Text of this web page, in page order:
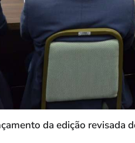
da edição revisada